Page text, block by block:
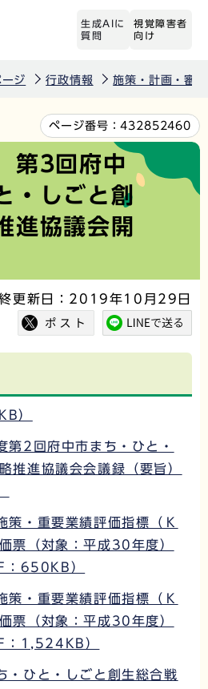
生成AIに
質問
視覚障害者
向け
ージ 行政情報 施策・計画・審
ページ番号：432852460
第3回府中
・しごと創
進協議会開
更新日：2019年10月29日
）
2回府中市まち・ひと・
推進協議会会議録（要旨）
・重要業績評価指標（Ｋ
票（対象：平成30年度）
：650KB）
・重要業績評価指標（Ｋ
票（対象：平成30年度）
：1,524KB）
ひと・しごと創生総合戦